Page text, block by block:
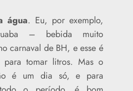
água. Eu, por exemplo,
– bebida muito
carnaval de BH, e esse é
para tomar litros. Mas o
é um dia só, e para